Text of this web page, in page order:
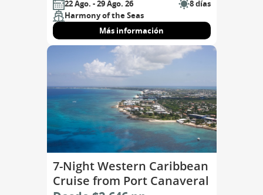
22 Ago. - 29 Ago. 26
8 días
Harmony of the Seas
Más información
7-Night Western Caribbean
Cruise from Port Canaveral